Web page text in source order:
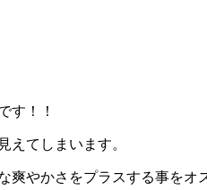
す！！
えてしまいます。
やかさをプラスする事をオ